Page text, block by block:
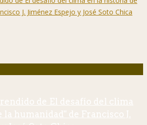
de El desafío del clima
humanidad" de Francisco J.